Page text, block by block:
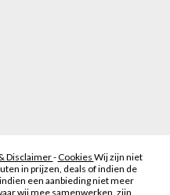
Disclaimer-Cookies Wij zijn niet
in prijzen, deals of indien de
een aanbieding niet meer
wij mee samenwerken, zijn